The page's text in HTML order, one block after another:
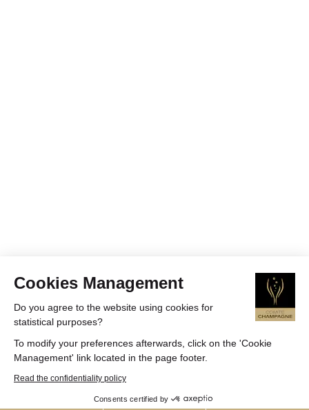
Cookies Management
Do you agree to the website using cookies for
statistical purposes?
To modify your preferences afterwards, click on the 'Cookie
Management' link located in the page footer.
Read the confidentiality policy
Consents certified by